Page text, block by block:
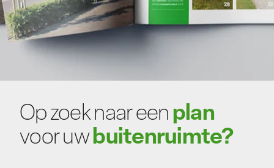
Op zoek naar een plan
voor uwbuitenruimte?